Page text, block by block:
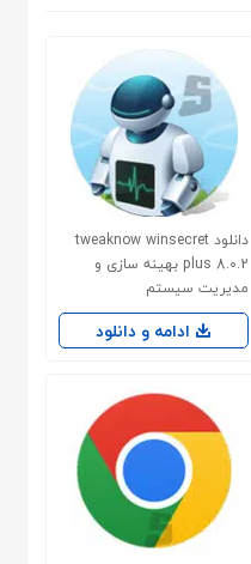
دانلود tweaknow winsecret
plus 8.0.2 بهینه سازی و
مدیریت سیستم
ادامه و دانلود